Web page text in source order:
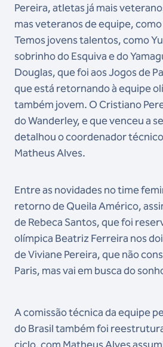
Pereira, atletas já mais
mas veteranos de equipe,
Temos jovens talentos, como
sobrinho do Esquiva e do
Douglas, que foi aos Jogos de
que está retornando à equipe
também jovem. O Cristiano
do Wanderley, e que venceu a
detalhou o coordenador técnico
Matheus Alves.
Entre as novidades no time
retorno de Queila Américo,
de Rebeca Santos, que foi
olímpica Beatriz Ferreira nos
de Viviane Pereira, que não
Paris, mas vai em busca do
A comissão técnica da equipe
do Brasil também foi